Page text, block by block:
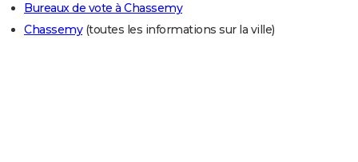
Art de vivre
Bien-être
Loisirs
Mode
Modes de vie
Bureaux de vote à Chassemy
Chassemy(toutes les informations sur la ville)